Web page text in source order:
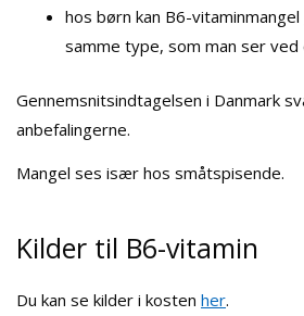
hos børn kan B6-
samme type, som man ser ved
Gennemsnitsindtagelsen i Danmark
anbefalingerne.
Mangel ses især hos småtspisende.
Kilder til B6-vitamin
Du kan se kilder i kosten her.